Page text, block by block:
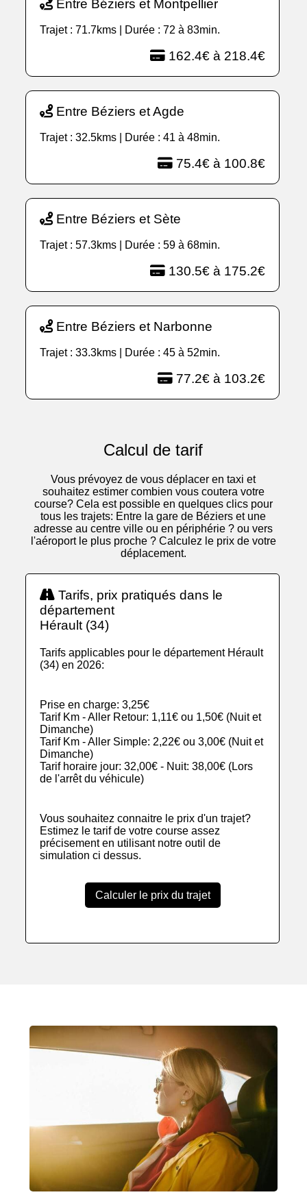
Entre Béziers et Montpellier
Trajet : 71.7kms | Durée : 72 à 83min.
162.4€ à 218.4€
Entre Béziers et Agde
Trajet : 32.5kms | Durée : 41 à 48min.
75.4€ à 100.8€
Entre Béziers et Sète
Trajet : 57.3kms | Durée : 59 à 68min.
130.5€ à 175.2€
Entre Béziers et Narbonne
Trajet : 33.3kms | Durée : 45 à 52min.
77.2€ à 103.2€
Calcul de tarif
Vous prévoyez de vous déplacer en taxi et
souhaitez estimer combien vous coutera votre
course? Cela est possible en quelques clics pour
tous les trajets: Entre la gare de Béziers et une
adresse au centre ville ou en périphérie ? ou vers
l'aéroport le plus proche ? Calculez le prix de votre
déplacement.
Tarifs, prix pratiqués dans le
département
Hérault (34)
Tarifs applicables pour le département Hérault
(34) en 2026:
Prise en charge: 3,25€
Tarif Km - Aller Retour: 1,11€ ou 1,50€ (Nuit et
Dimanche)
Tarif Km - Aller Simple: 2,22€ ou 3,00€ (Nuit et
Dimanche)
Tarif horaire jour: 32,00€ - Nuit: 38,00€ (Lors
de l'arrêt du véhicule)
Vous souhaitez connaitre le prix d'un trajet?
Estimez le tarif de votre course assez
précisement en utilisant notre outil de
simulation ci dessus.
Calculer le prix du trajet